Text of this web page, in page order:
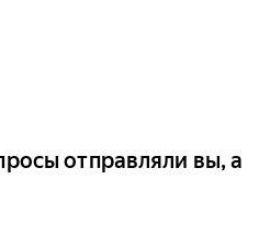
отправляли вы, а